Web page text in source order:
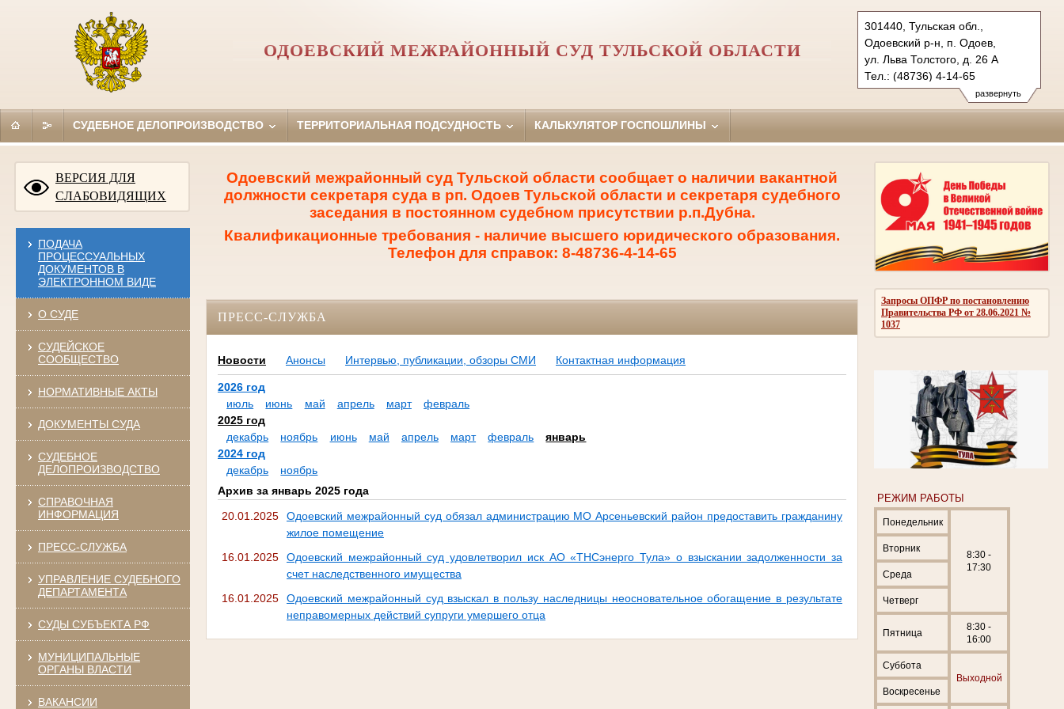
развернуть
301440, Тульская обл.,
Одоевский р-н, п. Одоев,
ул. Льва Толстого, д. 26 А
Тел.: (48736) 4-14-65
odoevsky.tula@sudrf.ru
ОДОЕВСКИЙ МЕЖРАЙОННЫЙ СУД ТУЛЬСКОЙ ОБЛАСТИ
СУДЕБНОЕ ДЕЛОПРОИЗВОДСТВО ТЕРРИТОРИАЛЬНАЯ ПОДСУДНОСТЬ КАЛЬКУЛЯТОР ГОСПОШЛИНЫ
ВЕРСИЯ ДЛЯ
СЛАБОВИДЯЩИХ
ПОДАЧА
ПРОЦЕССУАЛЬНЫХ
ДОКУМЕНТОВ В
ЭЛЕКТРОННОМ ВИДЕ
О СУДЕ
СУДЕЙСКОЕ
СООБЩЕСТВО
НОРМАТИВНЫЕ АКТЫ
ДОКУМЕНТЫ СУДА
СУДЕБНОЕ
ДЕЛОПРОИЗВОДСТВО
СПРАВОЧНАЯ
ИНФОРМАЦИЯ
ПРЕСС-СЛУЖБА
УПРАВЛЕНИЕ СУДЕБНОГО
ДЕПАРТАМЕНТА
СУДЫ СУБЪЕКТА РФ
МУНИЦИПАЛЬНЫЕ
ОРГАНЫ ВЛАСТИ
ВАКАНСИИ
Запросы ОПФР по постановлению
Правительства РФ от 28.06.2021 №
1037
РЕЖИМ РАБОТЫ
Понедельник
8:30 -
17:30
Вторник
Среда
Четверг
Пятница
8:30 -
16:00
Суббота
Выходной
Воскресенье
Одоевский межрайонный суд Тульской области сообщает о наличии вакантной
должности секретаря суда в рп. Одоев Тульской области и секретаря судебного
заседания в постоянном судебном присутствии р.п.Дубна.
Квалификационные требования - наличие высшего юридического образования.
Телефон для справок: 8-48736-4-14-65
ПРЕСС-СЛУЖБА
Новости Анонсы Интервью, публикации, обзоры СМИ Контактная информация
2026 год
июль
июнь май апрель март
февраль
2025 год
декабрь
ноябрь июнь май апрель март февраль
январь
2024 год
декабрь
ноябрь
Архив за январь 2025 года
20.01.2025
Одоевский межрайонный суд обязал администрацию МО Арсеньевский район предоставить гражданину
жилое помещение
16.01.2025
Одоевский межрайонный суд удовлетворил иск АО «ТНСэнерго Тула» о взыскании задолженности за
счет наследственного имущества
16.01.2025
Одоевский межрайонный суд взыскал в пользу наследницы неосновательное обогащение в результате
неправомерных действий супруги умершего отца